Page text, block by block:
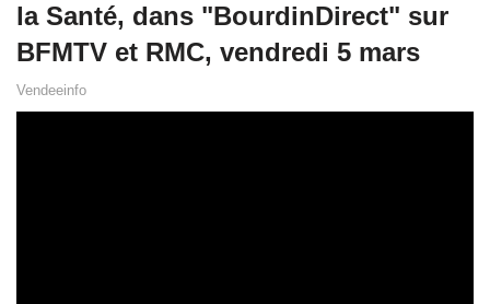
la Santé, dans "BourdinDirect" sur
BFMTV et RMC, vendredi 5 mars
Vendeeinfo